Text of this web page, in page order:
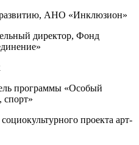
развитию, АНО «Инклюзион»
директор, Фонд
программы «Особый
спорт»
проекта арт-